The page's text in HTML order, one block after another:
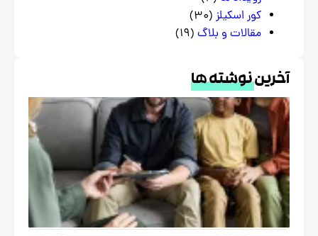
کور اسکیلز(30)
مقالات و بلاگ (19)
نوشته ها
درمان
هیجان
EFT و
خانواده
در
فرهنگ